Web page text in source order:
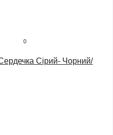
0
Сірий- Чорний/